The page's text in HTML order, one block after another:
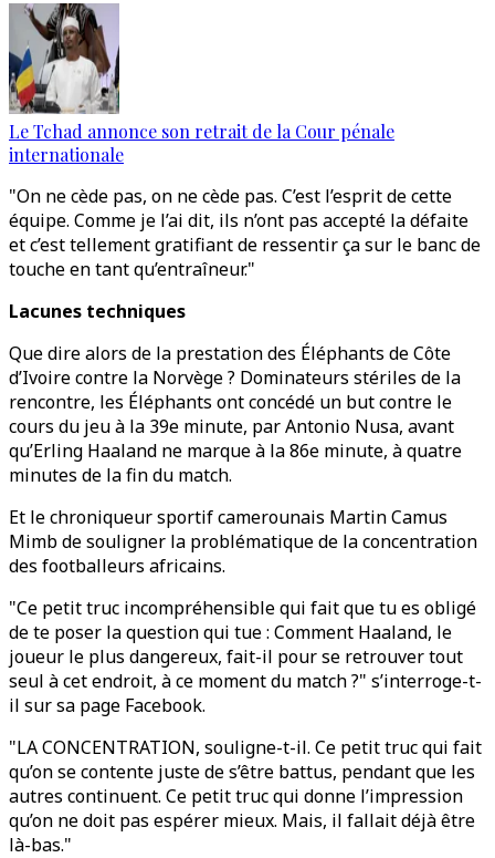
Le Tchad annonce son retrait de la Cour pénale
internationale
"On ne cède pas, on ne cède pas. C’est l’esprit de cette
équipe. Comme je l’ai dit, ils n’ont pas accepté la défaite
et c’est tellement gratifiant de ressentir ça sur le banc de
touche en tant qu’entraîneur."
Lacunes techniques
Que dire alors de la prestation des Éléphants de Côte
d’Ivoire contre la Norvège ? Dominateurs stériles de la
rencontre, les Éléphants ont concédé un but contre le
cours du jeu à la 39e minute, par Antonio Nusa, avant
qu’Erling Haaland ne marque à la 86e minute, à quatre
minutes de la fin du match.
Et le chroniqueur sportif camerounais Martin Camus
Mimb de souligner la problématique de la concentration
des footballeurs africains.
"Ce petit truc incompréhensible qui fait que tu es obligé
de te poser la question qui tue : Comment Haaland, le
joueur le plus dangereux, fait-il pour se retrouver tout
seul à cet endroit, à ce moment du match ?" s’interroge-t-
il sur sa page Facebook.
"LA CONCENTRATION, souligne-t-il. Ce petit truc qui fait
qu’on se contente juste de s’être battus, pendant que les
autres continuent. Ce petit truc qui donne l’impression
qu’on ne doit pas espérer mieux. Mais, il fallait déjà être
là-bas."